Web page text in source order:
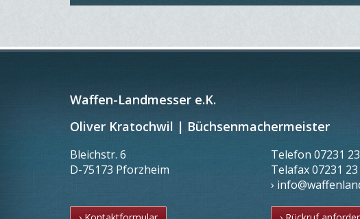
Waffen-Landmesser e.K.
Oliver Kratochwil | Büchsenmachermeister
Bleichstr. 6
D-75173 Pforzheim
Telefon 07231
Telafax07231
›